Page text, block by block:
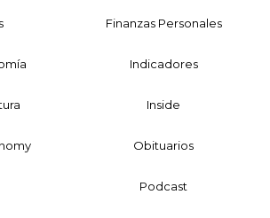
Finanzas Personales
Indicadores
Inside
Obituarios
Podcast